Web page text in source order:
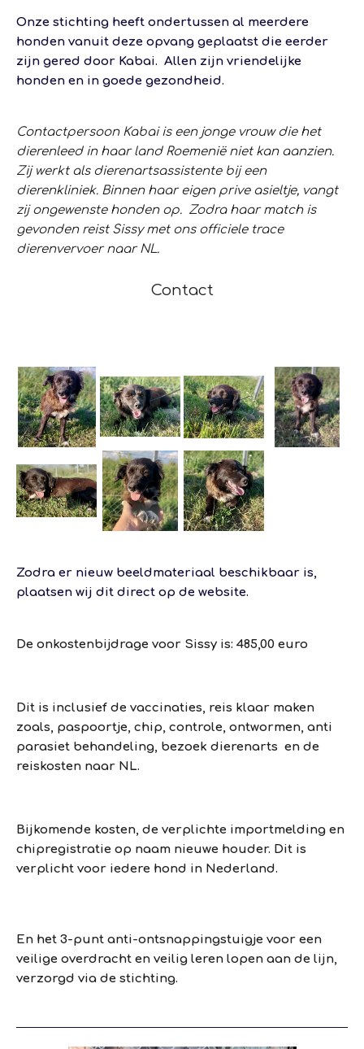
Onze stichting heeft ondertussen al meerdere
honden vanuit deze opvang geplaatst die eerder
zijn gered door Kabai. Allen zijn vriendelijke
honden en in goede gezondheid.
Contactpersoon Kabai is een jonge vrouw die het
dierenleed in haar land Roemenië niet kan aanzien.
Zij werkt als dierenartsassistente bij een
dierenkliniek. Binnen haar eigen prive asieltje, vangt
zij ongewenste honden op. Zodra haar match is
gevonden reist Sissy met ons officiele trace
dierenvervoer naar NL.
Contact
Zodra er nieuw beeldmateriaal beschikbaar is,
plaatsen wij dit direct op de website.
De onkostenbijdrage voor Sissy is: 485,00 euro
Dit is inclusief de vaccinaties, reis klaar maken
zoals, paspoortje, chip, controle, ontwormen, anti
parasiet behandeling, bezoek dierenarts en de
reiskosten naar NL.
Bijkomende kosten, de verplichte importmelding en
chipregistratie op naam nieuwe houder. Dit is
verplicht voor iedere hond in Nederland.
En het 3-punt anti-ontsnappingstuigje voor een
veilige overdracht en veilig leren lopen aan de lijn,
verzorgd via de stichting.